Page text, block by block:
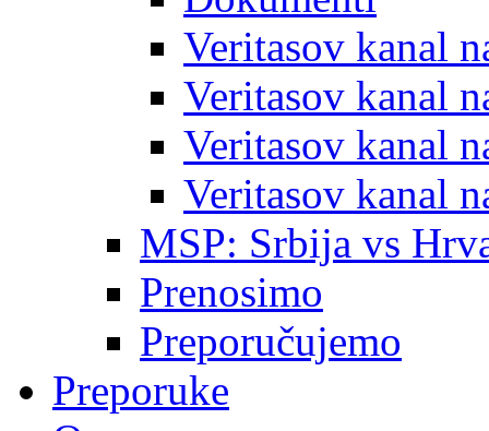
Veritasov kanal
Veritasov kanal
Veritasov kanal
Veritasov kanal
MSP: Srbija vs
Prenosimo
Preporučujemo
Preporuke